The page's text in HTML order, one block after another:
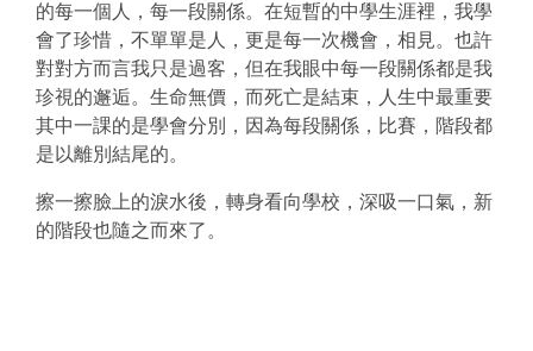
的每一個人，每一段關係。在短暫的中學生涯裡，我學
會了珍惜，不單單是人，更是每一次機會，相見。也許
對對方而言我只是過客，但在我眼中每一段關係都是我
珍視的邂逅。生命無價，而死亡是結束，人生中最重要
其中一課的是學會分別，因為每段關係，比賽，階段都
是以離別結尾的。
擦一擦臉上的淚水後，轉身看向學校，深吸一口氣，新
的階段也隨之而來了。